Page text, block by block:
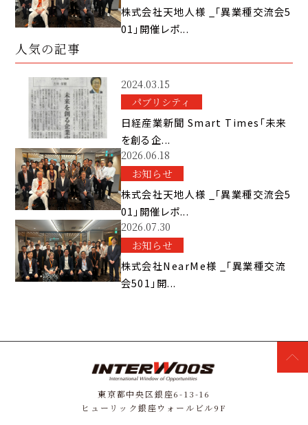
株式会社天地人様 _「異業種交流会5
01」開催レポ...
人気の記事
2024.03.15
パブリシティ
日経産業新聞 Smart Times「未来
を創る企...
2026.06.18
お知らせ
株式会社天地人様 _「異業種交流会5
01」開催レポ...
2026.07.30
お知らせ
株式会社NearMe様 _「異業種交流
会501」開...
東京都中央区銀座6-13-16
ヒューリック銀座ウォールビル9F